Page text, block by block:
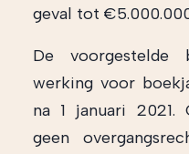
geval tot
De voorgestelde
werking voor
na 1 januari 2021.
geen